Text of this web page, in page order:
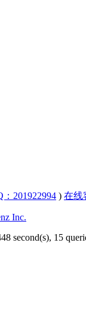
201922994 ) 在线
Inc.
second(s), 15